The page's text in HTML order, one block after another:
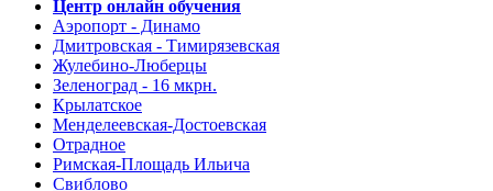
Центр онлайн обучения
Аэропорт - Динамо
Дмитровская - Тимирязевская
Жулебино-Люберцы
Зеленоград - 16 мкрн.
Крылатское
Менделеевская-Достоевская
Отрадное
Римская-Площадь Ильича
Свиблово